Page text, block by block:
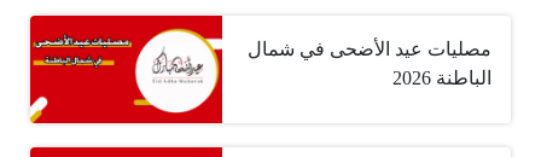
مصليات عيد الأضحى في شمال
الباطنة 2026